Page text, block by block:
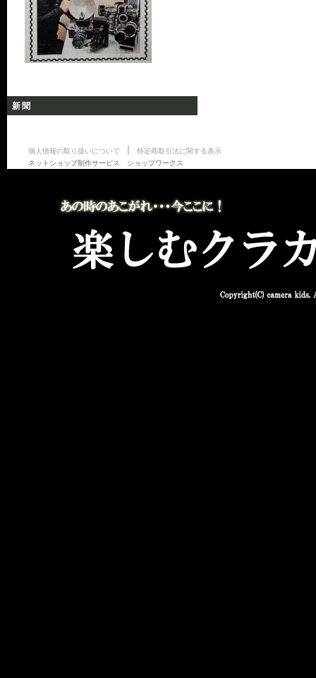
新聞
個人情報の取り扱いについて
特定商取引法に関する表示
ネットショップ制作サービス ショップワークス